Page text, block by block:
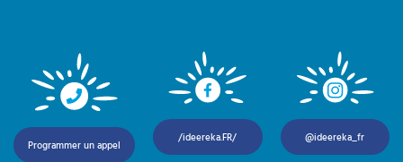
Programmer un appel
/ideereka.FR/ @ideereka_fr